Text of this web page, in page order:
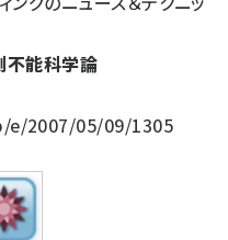
不能科学論
2007/05/09/1305